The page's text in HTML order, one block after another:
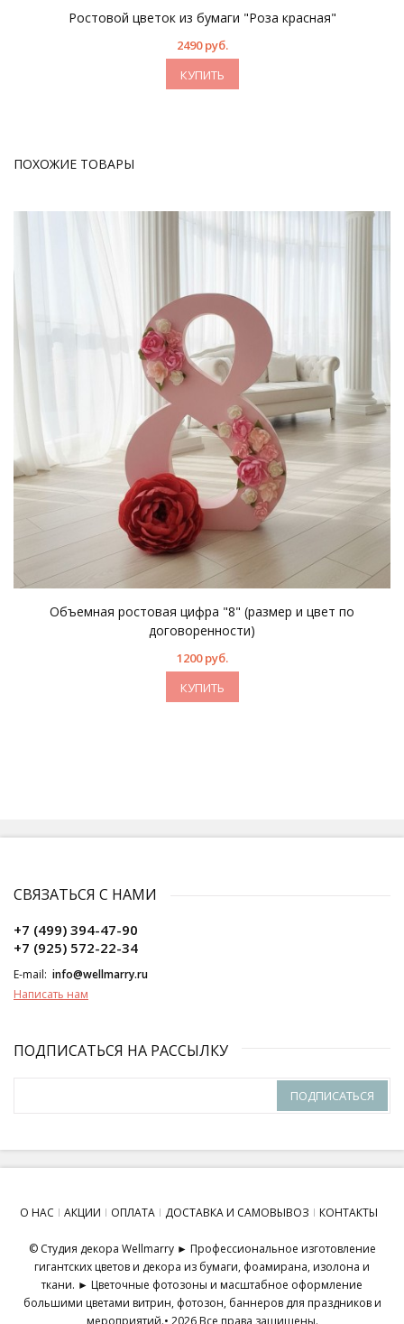
Ростовой цветок из бумаги "Роза красная"
2490 руб.
КУПИТЬ
ПОХОЖИЕ ТОВАРЫ
Объемная ростовая цифра "8" (размер и цвет по
договоренности)
1200 руб.
КУПИТЬ
СВЯЗАТЬСЯ С НАМИ
+7 (499) 394-47-90
+7 (925) 572-22-34
E-mail: info@wellmarry.ru
Написать нам
ПОДПИСАТЬСЯ НА РАССЫЛКУ
ПОДПИСАТЬСЯ
О НАС АКЦИИ ОПЛАТА ДОСТАВКА И САМОВЫВОЗ КОНТАКТЫ
© Студия декора Wellmarry ► Профессиональное изготовление
гигантских цветов и декора из бумаги, фоамирана, изолона и
ткани. ► Цветочные фотозоны и масштабное оформление
большими цветами витрин, фотозон, баннеров для праздников и
мероприятий.• 2026 Все права защищены.